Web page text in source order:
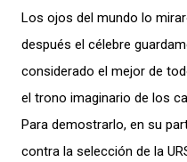
Los ojos del mundo lo
después el célebre
considerado el mejor de
el trono imaginario de los
Para demostrarlo, en su
contra la selección de la